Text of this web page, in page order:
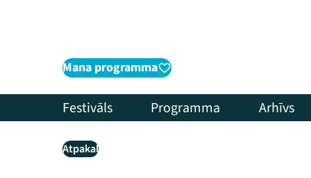
Mana programma
Festivāls Programma Arhīvs
Atpakaļ